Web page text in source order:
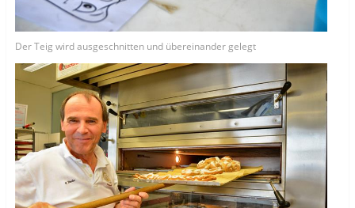
Der Teig wird ausgeschnitten und übereinander gelegt